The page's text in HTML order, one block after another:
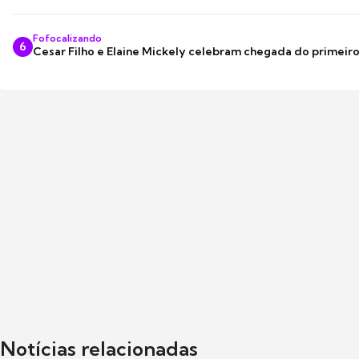
6
Fofocalizando
Cesar Filho e Elaine Mickely celebram chegada do
Notícias relacionadas